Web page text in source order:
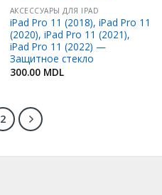
АКСЕССУАРЫ ДЛЯ IPAD
iPad Pro 11 (2018), iPad Pro 11
(2020), iPad Pro 11 (2021),
iPad Pro 11 (2022) —
Защитное стекло
300.00 MDL
2